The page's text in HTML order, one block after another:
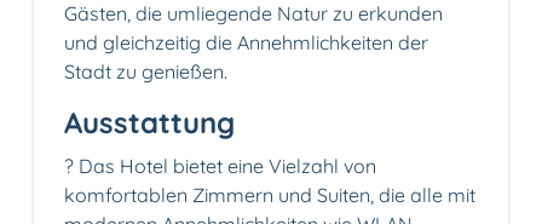
Gästen, die umliegende Natur zu erkunden
und gleichzeitig die Annehmlichkeiten der
Stadt zu genießen.
Ausstattung
?️ Das Hotel bietet eine Vielzahl von
komfortablen Zimmern und Suiten, die alle mit